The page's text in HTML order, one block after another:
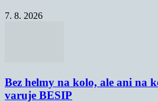
7. 8. 2026
Bez helmy na kolo, ale ani na
varuje BESIP